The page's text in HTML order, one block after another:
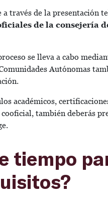
través de la presentación
de la consejería
se lleva a cabo
Autónomas
académicos,
también deberás
tiempo